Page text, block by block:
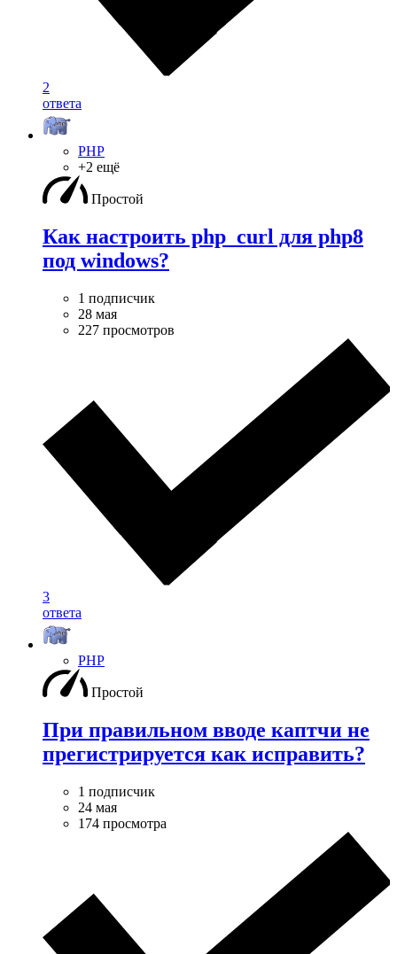
2
ответа
PHP
+2 ещё
Простой
Как настроить php_curl для php8
под windows?
1 подписчик
28 мая
227 просмотров
3
ответа
PHP
Простой
При правильном вводе каптчи не
прегистрируется как исправить?
1 подписчик
24 мая
174 просмотра